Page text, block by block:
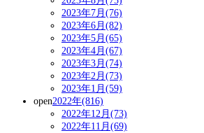
2023年7月(76)
2023年6月(82)
2023年5月(65)
2023年4月(67)
2023年3月(74)
2023年2月(73)
2023年1月(59)
open2022年(816)
2022年12月(73)
2022年11月(69)